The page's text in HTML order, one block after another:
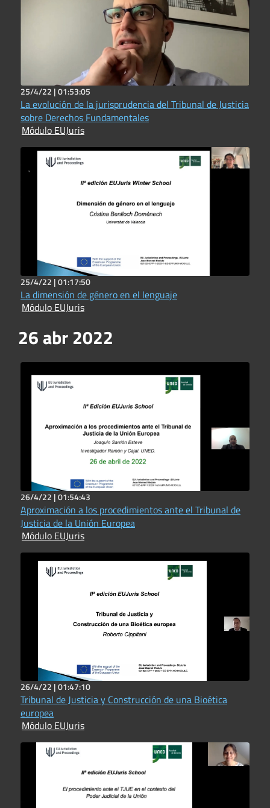
25/4/22 |01:53:05
La evolución de la jurisprudencia del Tribunal de Justicia
sobre Derechos Fundamentales
Módulo EUJuris
25/4/22 |01:17:50
La dimensión de género en el lenguaje
Módulo EUJuris
26 abr 2022
26/4/22 |01:54:43
Aproximación a los procedimientos ante el Tribunal de
Justicia de la Unión Europea
Módulo EUJuris
26/4/22 |01:47:10
Tribunal de Justicia y Construcción de una Bioética
europea
Módulo EUJuris